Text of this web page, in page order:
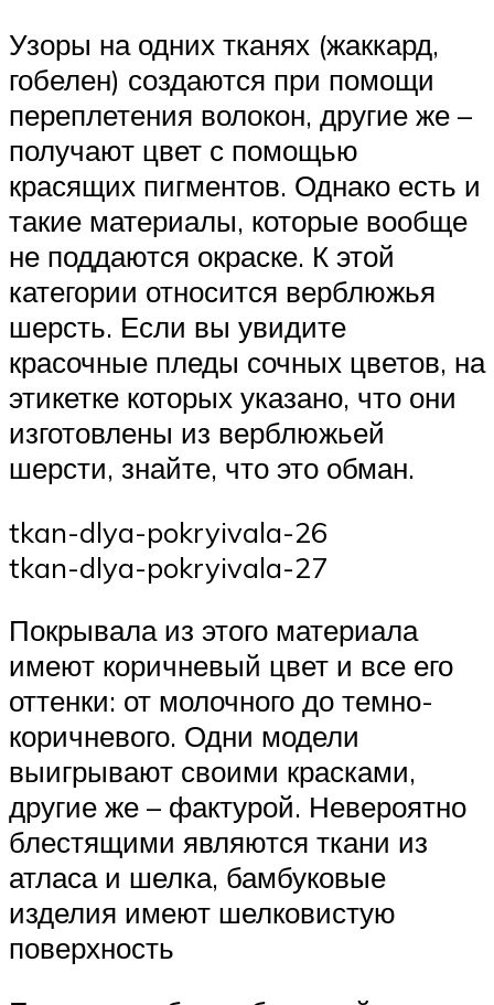
Узоры на одних тканях (жаккард,
гобелен) создаются при помощи
переплетения волокон, другие же –
получают цвет с помощью
красящих пигментов. Однако есть и
такие материалы, которые вообще
не поддаются окраске. К этой
категории относится верблюжья
шерсть. Если вы увидите
красочные пледы сочных цветов, на
этикетке которых указано, что они
изготовлены из верблюжьей
шерсти, знайте, что это обман.
tkan-dlya-pokryivala-26
tkan-dlya-pokryivala-27
Покрывала из этого материала
имеют коричневый цвет и все его
оттенки: от молочного до темно-
коричневого. Одни модели
выигрывают своими красками,
другие же – фактурой. Невероятно
блестящими являются ткани из
атласа и шелка, бамбуковые
изделия имеют шелковистую
поверхность